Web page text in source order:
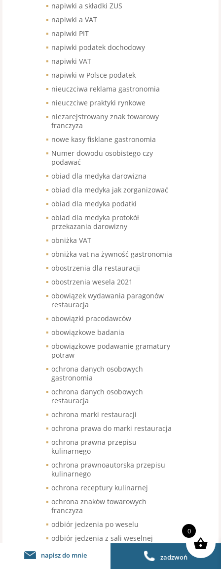
napiwki a składki ZUS
napiwki a VAT
napiwki PIT
napiwki podatek dochodowy
napiwki VAT
napiwki w Polsce podatek
nieuczciwa reklama gastronomia
nieuczciwe praktyki rynkowe
niezarejstrowany znak towarowy
franczyza
nowe kasy fisklane gastronomia
Numer dowodu osobistego czy
podawać
obiad dla medyka darowizna
obiad dla medyka jak zorganizować
obiad dla medyka podatki
obiad dla medyka protokół
przekazania darowizny
obniżka VAT
obniżka vat na żywność gastronomia
obostrzenia dla restauracji
obostrzenia wesela 2021
obowiązek wydawania paragonów
restauracja
obowiązki pracodawców
obowiązkowe badania
obowiązkowe podawanie gramatury
potraw
ochrona danych osobowych
gastronomia
ochrona danych osobowych
restauracja
ochrona marki restauracji
ochrona prawa do marki restauracja
ochrona prawna przepisu
kulinarnego
ochrona prawnoautorska przepisu
kulinarnego
ochrona receptury kulinarnej
ochrona znaków towarowych
franczyza
odbiór jedzenia po weselu
odbiór jedzenia z sali weselnej
odbiór nieskonsumowanego jedzenia
po weselu
napisz do mnie zadzwoń
0